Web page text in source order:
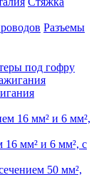
Разъемы
под гофру
16 мм² и 6 мм², с